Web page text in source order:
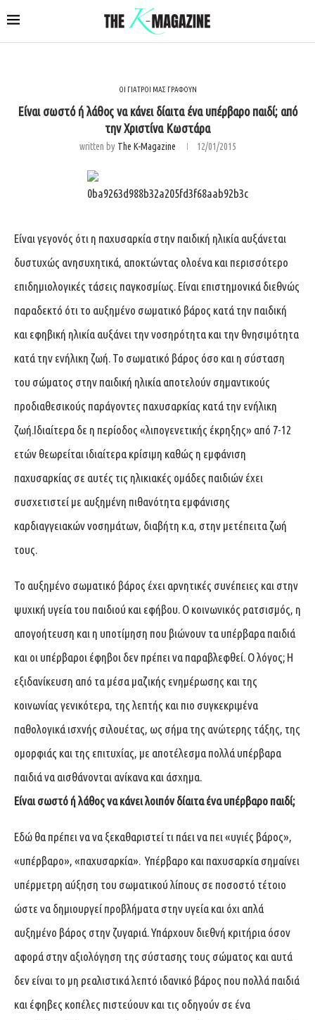
ΟΙ ΓΙΑΤΡΟΙ ΜΑΣ ΓΡΑΦΟΥΝ
Είναι σωστό ή λάθος να κάνει δίαιτα ένα υπέρβαρο παιδί; από
την Χριστίνα Κωστάρα
written by The K-Magazine 12/01/2015
Είναι γεγονός ότι η παχυσαρκία στην παιδική ηλικία αυξάνεται
δυστυχώς ανησυχητικά, αποκτώντας ολοένα και περισσότερο
επιδημιολογικές τάσεις παγκοσμίως. Είναι επιστημονικά διεθνώς
παραδεκτό ότι το αυξημένο σωματικό βάρος κατά την παιδική
και εφηβική ηλικία αυξάνει την νοσηρότητα και την θνησιμότητα
κατά την ενήλικη ζωή. Το σωματικό βάρος όσο και η σύσταση
του σώματος στην παιδική ηλικία αποτελούν σημαντικούς
προδιαθεσικούς παράγοντες παχυσαρκίας κατά την ενήλικη
ζωή.Ιδιαίτερα δε η περίοδος «λιπογενετικής έκρηξης» από 7-12
ετών θεωρείται ιδιαίτερα κρίσιμη καθώς η εμφάνιση
παχυσαρκίας σε αυτές τις ηλικιακές ομάδες παιδιών έχει
συσχετιστεί με αυξημένη πιθανότητα εμφάνισης
καρδιαγγειακών νοσημάτων, διαβήτη κ.α, στην μετέπειτα ζωή
τους.
Το αυξημένο σωματικό βάρος έχει αρνητικές συνέπειες και στην
ψυχική υγεία του παιδιού και εφήβου. Ο κοινωνικός ρατσισμός, η
απογοήτευση και η υποτίμηση που βιώνουν τα υπέρβαρα παιδιά
και οι υπέρβαροι έφηβοι δεν πρέπει να παραβλεφθεί. Ο λόγος; Η
εξιδανίκευση από τα μέσα μαζικής ενημέρωσης και της
κοινωνίας γενικότερα, της λεπτής και πιο συγκεκριμένα
παθολογικά ισχνής σιλουέτας, ως σήμα της ανώτερης τάξης, της
ομορφιάς και της επιτυχίας, με αποτέλεσμα πολλά υπέρβαρα
παιδιά να αισθάνονται ανίκανα και άσχημα.
Είναι σωστό ή λάθος να κάνει λοιπόν δίαιτα ένα υπέρβαρο παιδί;
Εδώ θα πρέπει να να ξεκαθαριστεί τι πάει να πει «υγιές βάρος»,
«υπέρβαρο», «παχυσαρκία». Υπέρβαρο και παχυσαρκία σημαίνει
υπέρμετρη αύξηση του σωματικού λίπους σε ποσοστό τέτοιο
ώστε να δημιουργεί προβλήματα στην υγεία και όχι απλά
αυξημένο βάρος στην ζυγαριά. Υπάρχουν διεθνή κριτήρια όσον
αφορά στην αξιολόγηση της σύστασης τους σώματος και αυτά
δεν είναι το μη ρεαλιστικά λεπτό ιδανικό βάρος που πολλά παιδιά
και έφηβες κοπέλες πιστεύουν και τις οδηγούν σε ένα